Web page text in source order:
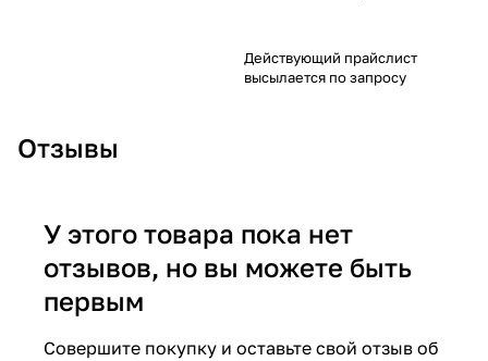
Действующий прайслист
высылается по запросу
Отзывы
У этого товара пока нет
отзывов, но вы можете быть
первым
Совершите покупку и оставьте свой отзыв об